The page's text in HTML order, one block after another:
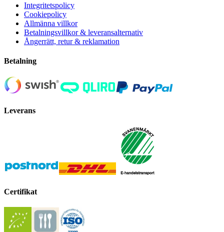
Integritetspolicy
Cookiepolicy
Allmänna villkor
Betalningsvillkor & leveransalternativ
Ångerrätt, retur & reklamation
Betalning
Leverans
Certifikat